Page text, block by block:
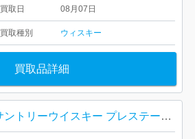
買取日 08月07日
買取種別 ウィスキー
買取品詳細
サントリーウイスキー プレステージ 25年